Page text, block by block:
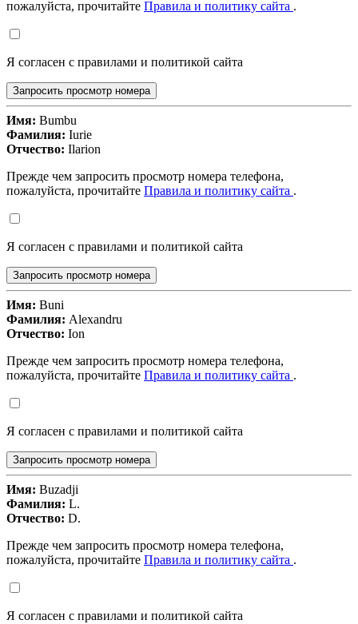
пожалуйста, прочитайте Правила и политику сайта .
Я согласен с правилами и политикой сайта
Запросить просмотр номера
Имя: Bumbu
Фамилия: Iurie
Отчество: Ilarion
Прежде чем запросить просмотр номера телефона,
пожалуйста, прочитайте Правила и политику сайта .
Я согласен с правилами и политикой сайта
Запросить просмотр номера
Имя: Buni
Фамилия: Alexandru
Отчество: Ion
Прежде чем запросить просмотр номера телефона,
пожалуйста, прочитайте Правила и политику сайта .
Я согласен с правилами и политикой сайта
Запросить просмотр номера
Имя: Buzadji
Фамилия: L.
Отчество: D.
Прежде чем запросить просмотр номера телефона,
пожалуйста, прочитайте Правила и политику сайта .
Я согласен с правилами и политикой сайта